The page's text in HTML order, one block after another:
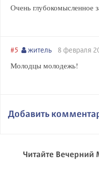
Очень глубокомысленное
#5 житель 8 февраля
Молодцы молодежь!
Добавить
Читайте Вечерний